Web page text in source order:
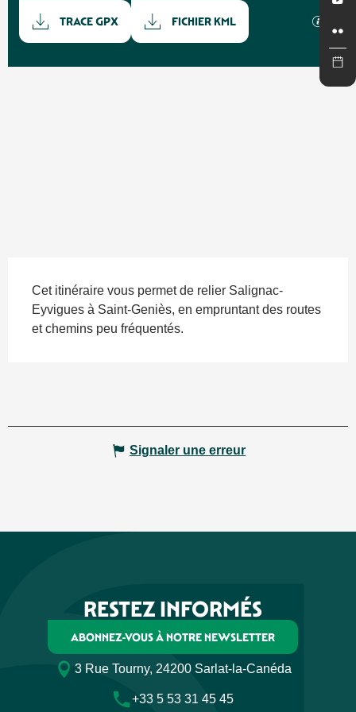
Documentation
TRACE GPX FICHIER KML
Cet itinéraire vous permet de relier Salignac-
Eyvigues à Saint-Geniès, en empruntant des routes
et chemins peu fréquentés.
Signaler une erreur
RESTEZ INFORMÉS
ABONNEZ-VOUS À NOTRE NEWSLETTER
3 Rue Tourny, 24200 Sarlat-la-Canéda
+33 5 53 31 45 45